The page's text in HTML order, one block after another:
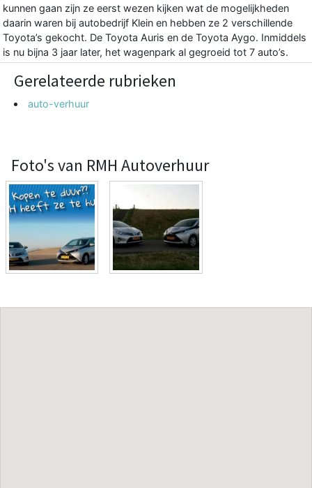
kunnen gaan zijn ze eerst wezen kijken wat de mogelijkheden
daarin waren bij autobedrijf Klein en hebben ze 2 verschillende
Toyota’s gekocht. De Toyota Auris en de Toyota Aygo. Inmiddels
is nu bijna 3 jaar later, het wagenpark al gegroeid tot 7 auto’s.
Gerelateerde rubrieken
auto-verhuur
Foto's van RMH Autoverhuur